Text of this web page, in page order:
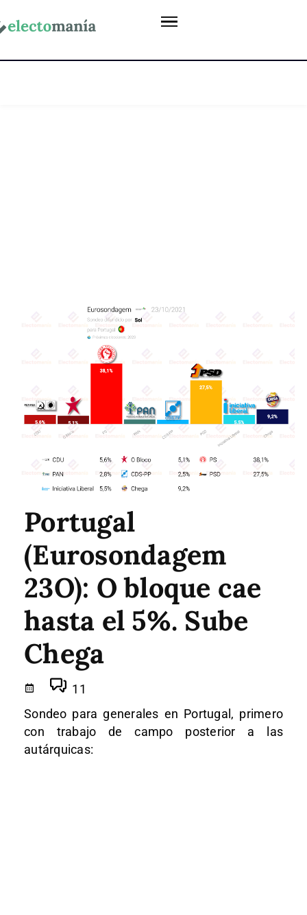
Portugal
(Eurosondagem
23O): O bloque cae
hasta el 5%. Sube
Chega
11
Sondeo para generales en Portugal, primero
con trabajo de campo posterior a las
autárquicas: